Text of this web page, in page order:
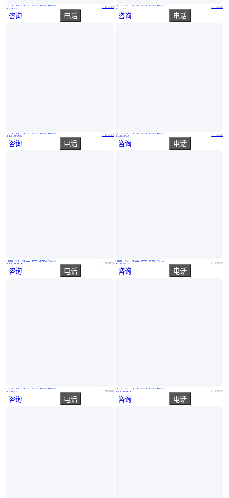
LDR6328S 集成电路(IC) SOP8 兼容性好 稳定性好 工作温度
真实性已核验
￥ 3.90/个 广东深圳
咨询 电话
AD8629ARZ-REEL7新年份封装SOP8我用芯 你放芯 仓库有货 当天可发货
真实性已核验
￥ 13.00/PCS 广东深圳
咨询 电话
REF5025AIDR 23 电压基准IC SOP8 静态功耗 时钟频率 工作温度
真实性已核验
￥ 13.00/PCS 广东深圳
咨询 电话
ST意法 AC-DC开关电源芯片功率因数校正PFC控制器芯片 L6562AT
真实性已核验
￥8.00/个 广东东莞
咨询 电话
CN3085是一款可以对镍氢电池进行充电管理的芯片
真实性已核验
￥0 .10/个 广东深圳
咨询 电话
无线收发芯片 NRF52810-QFAA-R 封装 UQFN-48-EP(6x6) NORDIC 批号2024
真实性已核验
￥7 .80/PCS 广东深圳
咨询 电话
REF5050AIDR新年份封装SOP8我用芯 你放芯 仓库有货 当天可发货
真实性已核验
￥0.85/PCS 广东深圳
咨询 电话
单片机R5F364AENFB#V2微控制器芯片 封装LQFP100 集成电路 批次2502+
真实性已核验
￥25 .00/PCS 广东深圳
咨询 电话